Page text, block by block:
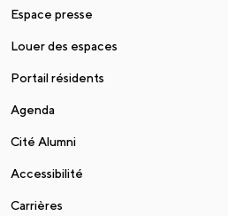
Espace presse
Louer des espaces
Portail résidents
Agenda
Cité Alumni
Accessibilité
Carrières